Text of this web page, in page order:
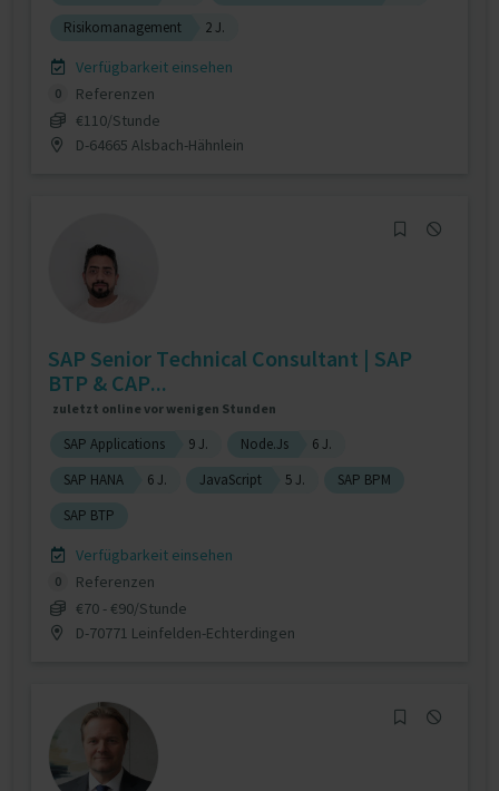
Risikomanagement
2 J.
Verfügbarkeit einsehen
0
Referenzen
€110/Stunde
D-64665 Alsbach-Hähnlein
SAP Senior Technical Consultant | SAP
BTP & CAP...
zuletzt online vor wenigen Stunden
SAP Applications 9 J. Node.Js
6 J.
SAP HANA
6 J. JavaScript 5 J.
SAP BPM
SAP BTP
Verfügbarkeit einsehen
0
Referenzen
€70 - €90/Stunde
D-70771 Leinfelden-Echterdingen